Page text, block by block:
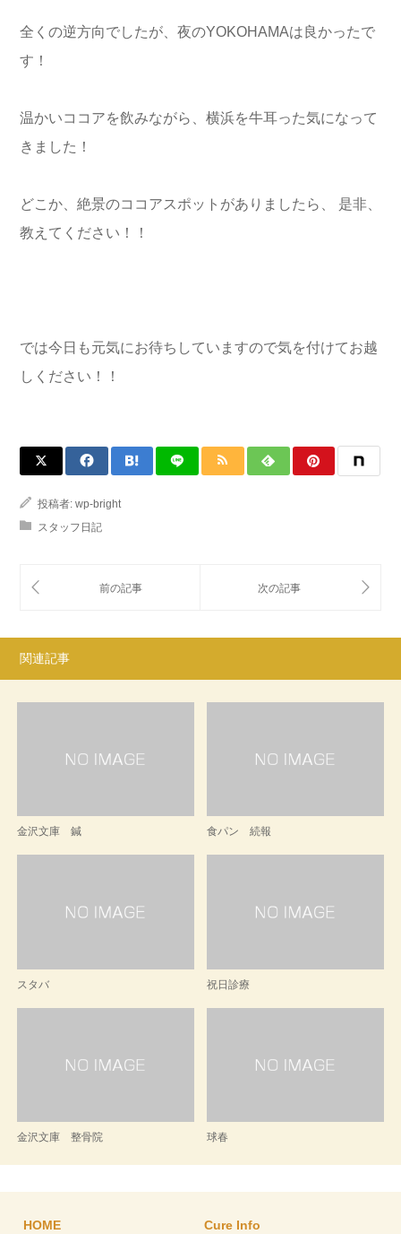
全くの逆方向でしたが、夜のYOKOHAMAは良かったで
す！
温かいココアを飲みながら、横浜を牛耳った気になって
きました！
どこか、絶景のココアスポットがありましたら、 是非、
教えてください！！
では今日も元気にお待ちしていますので気を付けてお越
しください！！
投稿者: wp-bright
スタッフ日記
関連記事
金沢文庫 鍼 食パン 続報
スタバ 祝日診療
金沢文庫 整骨院 球春
HOME Cure Info